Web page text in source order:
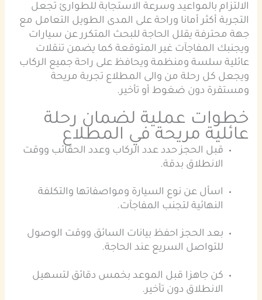
الالتزام بالمواعيد وسرعة الاستجابة للطوارئ تجعل
التجربة أكثر أمانا وراحة على المدى الطويل التعامل مع
جهة محترفة يقلل الحاجة للبحث المتكرر عن سيارات
ويجنبك المفاجآت غير المتوقعة كما يضمن تنقلات
عائلية سلسة ومنظمة ويحافظ على راحة جميع الركاب
ويجعل كل رحلة من والى المطلاع تجربة مريحة
ومستقرة دون ضغوط أو تأخير.
خطوات عملية لضمان رحلة
عائلية مريحة في المطلاع
قبل الحجز حدد عدد الركاب وعدد الحقائب ووقت
الانطلاق بدقة.
اسأل عن نوع السيارة ومواصفاتها والتكلفة
النهائية لتجنب المفاجآت.
بعد الحجز احفظ بيانات السائق ووقت الوصول
للتواصل السريع عند الحاجة.
كن جاهزا قبل الموعد بخمس دقائق لتسهيل
الانطلاق دون تأخير.